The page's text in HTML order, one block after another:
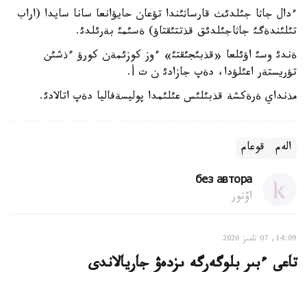
ءدال جاثا جئلدئث قارساثئندا تؤعان حايؤانعا سانا سايدا (اراب
تئلئندةگئ جاثاجئلدئق قذتتئقتاؤ) ةسئمئ بةرئلدئ.
ةندئ وسئ اؤئلعا «قذبئجئقتئ» ءوز كوزئمةن كورؤ ءذشئن
تؤريستةر اعئلؤدا، دةپ جازادئ ن ت أ.
مذنداي ةرةكشة قذبئلئس عئلئمدا پوليسةفاليا دةپ اتالادئ.
الەم قوعام
без автора
اۆتور
14:09, 07 تامىز 2026
تاعى ءبىر بلوگەرگە ىزدەۋ جاريالاندى